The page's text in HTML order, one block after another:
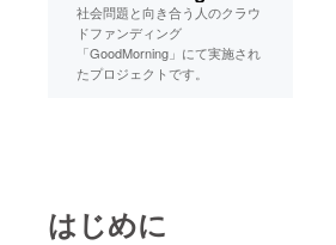
社会問題と向き合う人のクラウ
ドファンディング
「GoodMorning」にて実施され
たプロジェクトです。
はじめに